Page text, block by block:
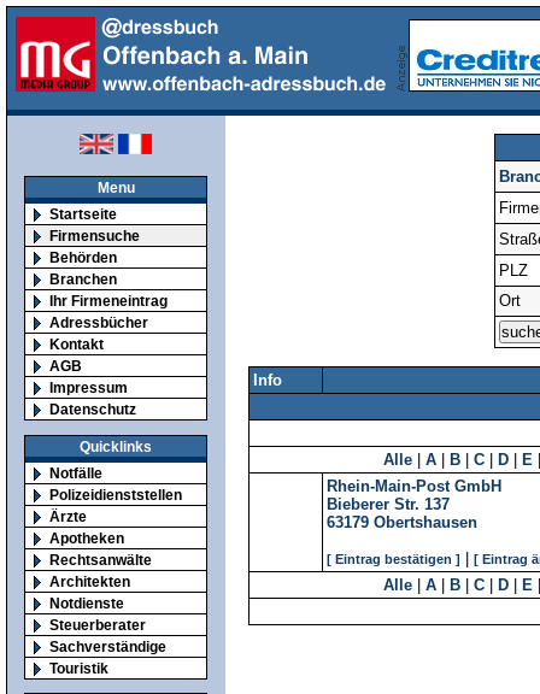
Menu
Startseite
Firmensuche
Behörden
Branchen
Ihr Firmeneintrag
Adressbücher
Kontakt
AGB
Impressum
Datenschutz
Quicklinks
Notfälle
Polizeidienststellen
Ärzte
Apotheken
Rechtsanwälte
Architekten
Notdienste
Steuerberater
Sachverständige
Touristik
PLZ
Ort
Info
Alle A B C D E
Rhein-Main-Post GmbH
Bieberer Str. 137
63179 Obertshausen
[ Eintrag bestätigen ] [ Eintrag
Alle A B C D E